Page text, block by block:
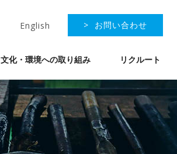
文化・環境への取り組み リクルート
> お問い合わせ
English